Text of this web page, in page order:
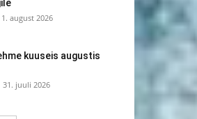
1. august 2026
kuuseis augustis
31. juuli 2026